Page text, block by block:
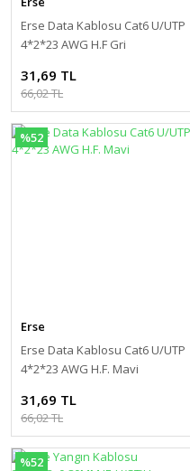
Erse Data Kablosu Cat6 U/UTP
4*2*23 AWG H.F Gri
31,69 TL
66,02 TL
%52
Erse
Erse Data Kablosu Cat6 U/UTP
4*2*23 AWG H.F. Mavi
31,69 TL
66,02 TL
%52